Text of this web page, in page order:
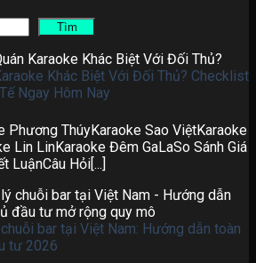
Tìm
Khác Biệt Với Đối Thủ? Checklist
Ngay Hôm Nay
Phương ThúyKaraoke Sao ViệtKaraoke
Lin LinKaraoke Đêm GaLaSo Sánh Giá
LuậnCâu Hỏi[...]
bar tại Việt Nam: Hướng dẫn toàn
tư 2026